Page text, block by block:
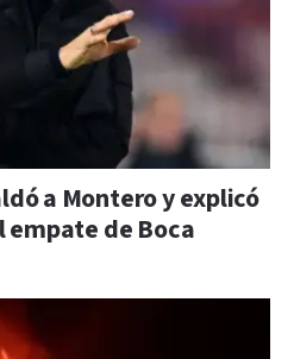
a Montero y explicó
empate de Boca